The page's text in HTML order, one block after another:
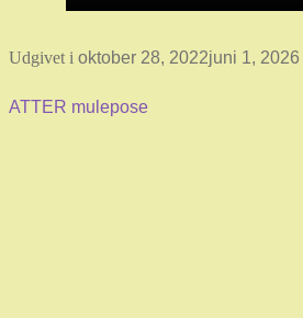
Udgivet i oktober 28, 2022juni 1, 2026
ATTER mulepose